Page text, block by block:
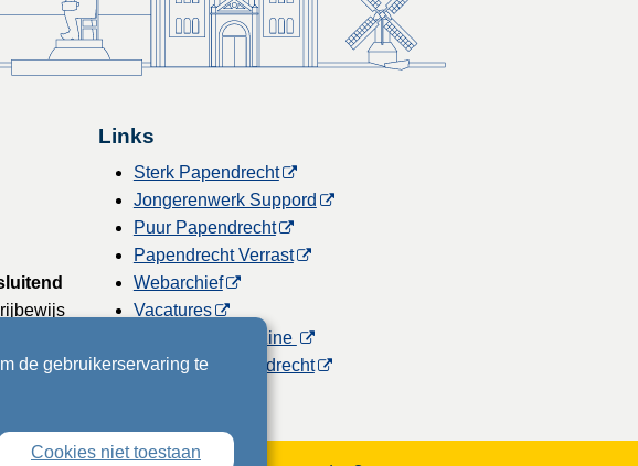
de gebruikerservaring te
Cookies niet toestaan
Links
Sterk Papendrecht
Jongerenwerk Suppord
Puur Papendrecht
Papendrecht Verrast
Webarchief
Vacatures
Gemeentemagazine
Licht voor Papendrecht